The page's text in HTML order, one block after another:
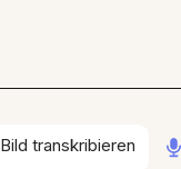
Bild transkribieren